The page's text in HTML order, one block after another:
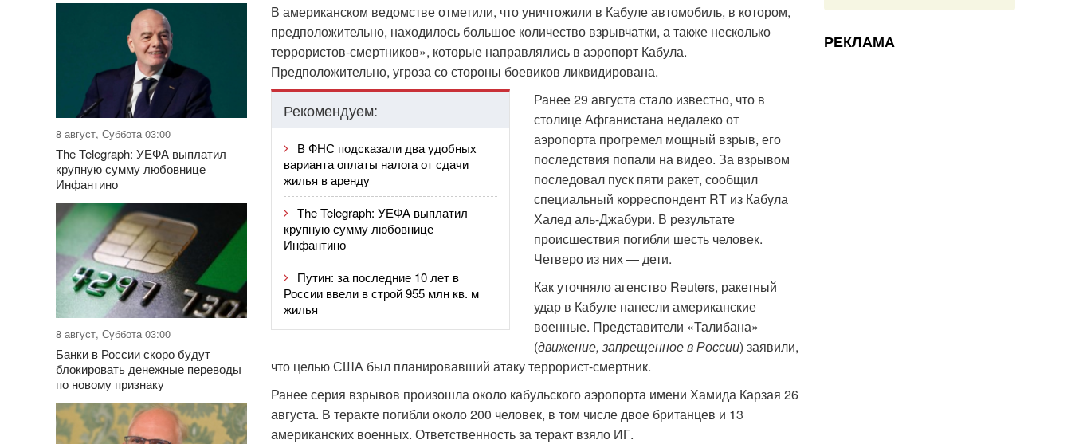
8 август, Суббота 03:00
The Telegraph: УЕФА выплатил
крупную сумму любовнице
Инфантино
8 август, Суббота 03:00
Банки в России скоро будут
блокировать денежные переводы
по новому признаку
В американском ведомстве отметили, что уничтожили в Кабуле автомобиль, в котором,
предположительно, находилось большое количество взрывчатки, а также несколько
террористов-смертников», которые направлялись в аэропорт Кабула.
Предположительно, угроза со стороны боевиков ликвидирована.
Рекомендуем:
В ФНС подсказали два удобных
варианта оплаты налога от сдачи
жилья в аренду
The Telegraph: УЕФА выплатил
крупную сумму любовнице
Инфантино
Путин: за последние 10 лет в
России ввели в строй 955 млн кв. м
жилья
Ранее 29 августа стало известно, что в
столице Афганистана недалеко от
аэропорта прогремел мощный взрыв, его
последствия попали на видео. За взрывом
последовал пуск пяти ракет, сообщил
специальный корреспондент RT из Кабула
Халед аль-Джабури. В результате
происшествия погибли шесть человек.
Четверо из них — дети.
Как уточняло агенство Reuters, ракетный
удар в Кабуле нанесли американские
военные. Представители «Талибана»
(движение, запрещенное в России) заявили,
что целью США был планировавший атаку террорист-смертник.
Ранее серия взрывов произошла около кабульского аэропорта имени Хамида Карзая 26
августа. В теракте погибли около 200 человек, в том числе двое британцев и 13
американских военных. Ответственность за теракт взяло ИГ.
РЕКЛАМА